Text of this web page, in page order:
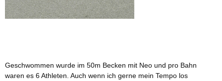
Geschwommen wurde im 50m Becken mit Neo und pro Bahn
waren es 6 Athleten. Auch wenn ich gerne mein Tempo los